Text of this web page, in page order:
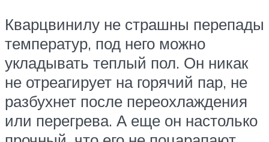
Кварцвинилу не страшны перепады
температур, под него можно
укладывать теплый пол. Он никак
не отреагирует на горячий пар, не
разбухнет после переохлаждения
или перегрева. А еще он настолько